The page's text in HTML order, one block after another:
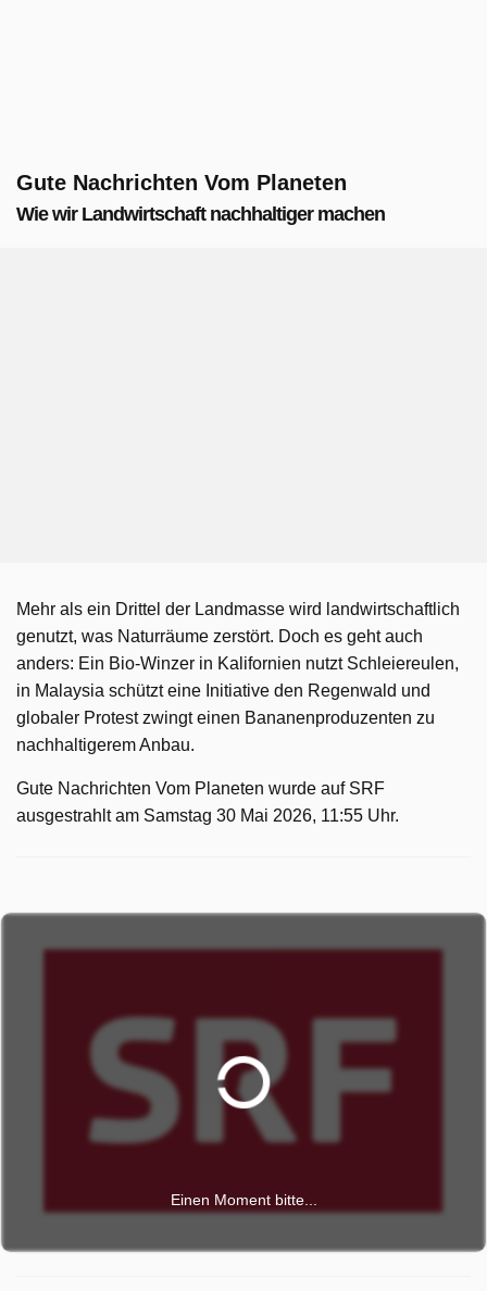
Gute Nachrichten Vom Planeten
Wie wir Landwirtschaft nachhaltiger machen
Mehr als ein Drittel der Landmasse wird landwirtschaftlich
genutzt, was Naturräume zerstört. Doch es geht auch
anders: Ein Bio-Winzer in Kalifornien nutzt Schleiereulen,
in Malaysia schützt eine Initiative den Regenwald und
globaler Protest zwingt einen Bananenproduzenten zu
nachhaltigerem Anbau.
Gute Nachrichten Vom Planeten wurde auf SRF
ausgestrahlt am Samstag 30 Mai 2026, 11:55 Uhr.
Einen Moment bitte...